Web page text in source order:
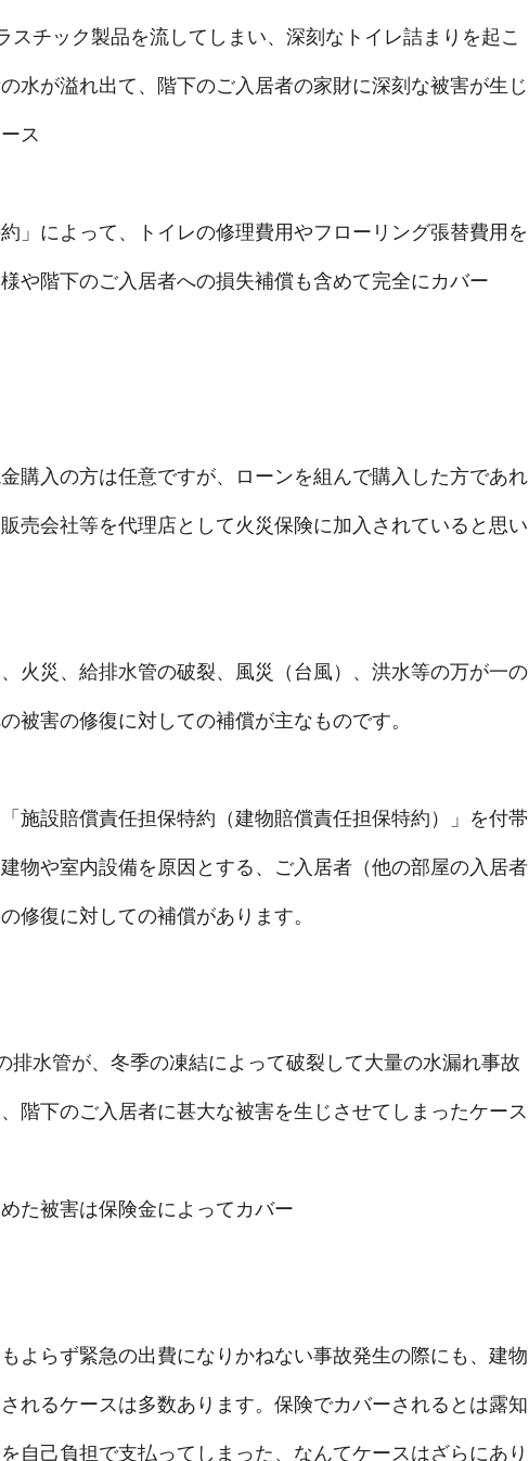
スチック製品を流してしまい、深刻なトイレ詰まりを起こ
水が溢れ出て、階下のご入居者の家財に深刻な被害が生じ
ス
」によって、トイレの修理費用やフローリング張替費用を
や階下のご入居者への損失補償も含めて完全にカバー
購入の方は任意ですが、ローンを組んで購入した方であれ
売会社等を代理店として火災保険に加入されていると思い
火災、給排水管の破裂、風災（台風）、洪水等の万が一の
被害の修復に対しての補償が主なものです。
施設賠償責任担保特約（建物賠償責任担保特約）」を付帯
物や室内設備を原因とする、ご入居者（他の部屋の入居者
修復に対しての補償があります。
排水管が、冬季の凍結によって破裂して大量の水漏れ事故
階下のご入居者に甚大な被害を生じさせてしまったケース
た被害は保険金によってカバー
よらず緊急の出費になりかねない事故発生の際にも、建物
れるケースは多数あります。保険でカバーされるとは露知
自己負担で支払ってしまった、なんてケースはざらにあり